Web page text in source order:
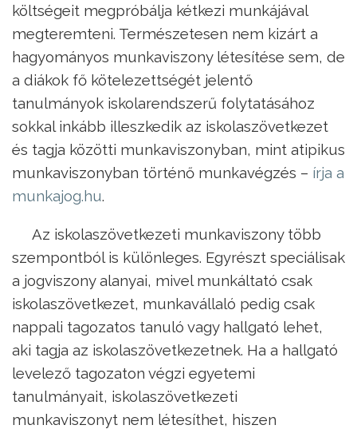
költségeit megpróbálja kétkezi munkájával
megteremteni. Természetesen nem kizárt a
hagyományos munkaviszony létesítése sem, de
a diákok fő kötelezettségét jelentő
tanulmányok iskolarendszerű folytatásához
sokkal inkább illeszkedik az iskolaszövetkezet
és tagja közötti munkaviszonyban, mint atipikus
munkaviszonyban történő munkavégzés – írja a
munkajog.hu.
Az iskolaszövetkezeti munkaviszony több
szempontból is különleges. Egyrészt speciálisak
a jogviszony alanyai, mivel munkáltató csak
iskolaszövetkezet, munkavállaló pedig csak
nappali tagozatos tanuló vagy hallgató lehet,
aki tagja az iskolaszövetkezetnek. Ha a hallgató
levelező tagozaton végzi egyetemi
tanulmányait, iskolaszövetkezeti
munkaviszonyt nem létesíthet, hiszen